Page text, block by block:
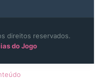
direitos reservados.
do Jogo